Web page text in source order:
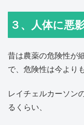
３、人体に悪
昔は農薬の危険性が
で、危険性は今より
レイチェルカーソン
るくらい、